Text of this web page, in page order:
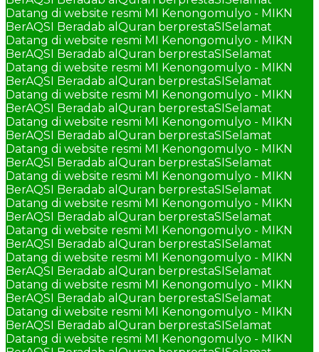
Datang di website resmi MI Kenongomulyo - MIKN
BerAQSI Beradab alQuran berprestaSISelamat
Datang di website resmi MI Kenongomulyo - MIKN
BerAQSI Beradab alQuran berprestaSISelamat
Datang di website resmi MI Kenongomulyo - MIKN
BerAQSI Beradab alQuran berprestaSISelamat
Datang di website resmi MI Kenongomulyo - MIKN
BerAQSI Beradab alQuran berprestaSISelamat
Datang di website resmi MI Kenongomulyo - MIKN
BerAQSI Beradab alQuran berprestaSISelamat
Datang di website resmi MI Kenongomulyo - MIKN
BerAQSI Beradab alQuran berprestaSISelamat
Datang di website resmi MI Kenongomulyo - MIKN
BerAQSI Beradab alQuran berprestaSISelamat
Datang di website resmi MI Kenongomulyo - MIKN
BerAQSI Beradab alQuran berprestaSISelamat
Datang di website resmi MI Kenongomulyo - MIKN
BerAQSI Beradab alQuran berprestaSISelamat
Datang di website resmi MI Kenongomulyo - MIKN
BerAQSI Beradab alQuran berprestaSISelamat
Datang di website resmi MI Kenongomulyo - MIKN
BerAQSI Beradab alQuran berprestaSISelamat
Datang di website resmi MI Kenongomulyo - MIKN
BerAQSI Beradab alQuran berprestaSISelamat
Datang di website resmi MI Kenongomulyo - MIKN